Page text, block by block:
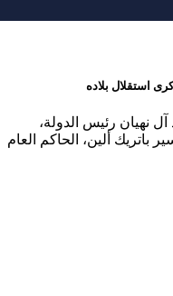
استقلال بلاده
نهيان رئيس الدولة،
باتريك ألين، الحاكم العام